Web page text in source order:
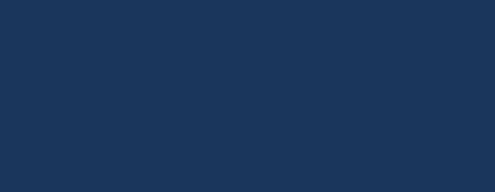
Więcej informacji o Nagrodzie Instytutu